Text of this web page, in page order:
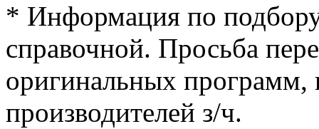
* Информация по подбору
справочной. Просьба
оригинальных программ,
производителей з/ч.